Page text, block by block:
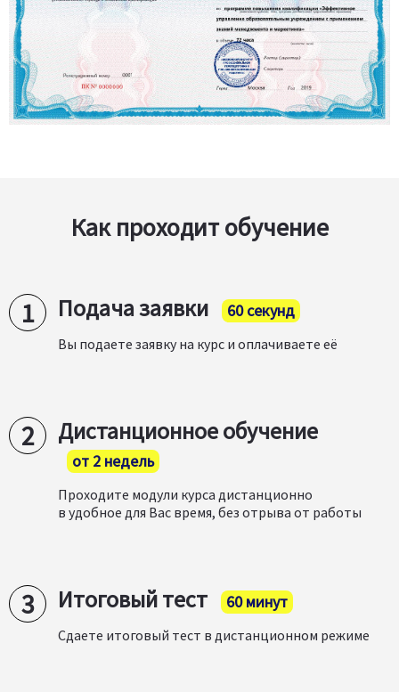
Как проходит обучение
Подача заявки 60 секунд
Вы подаете заявку на курс и оплачиваете её
Дистанционное обучение
от 2 недель
Проходите модули курса дистанционно
в удобное для Вас время, без отрыва от работы
Итоговый тест 60 минут
Сдаете итоговый тест в дистанционном режиме